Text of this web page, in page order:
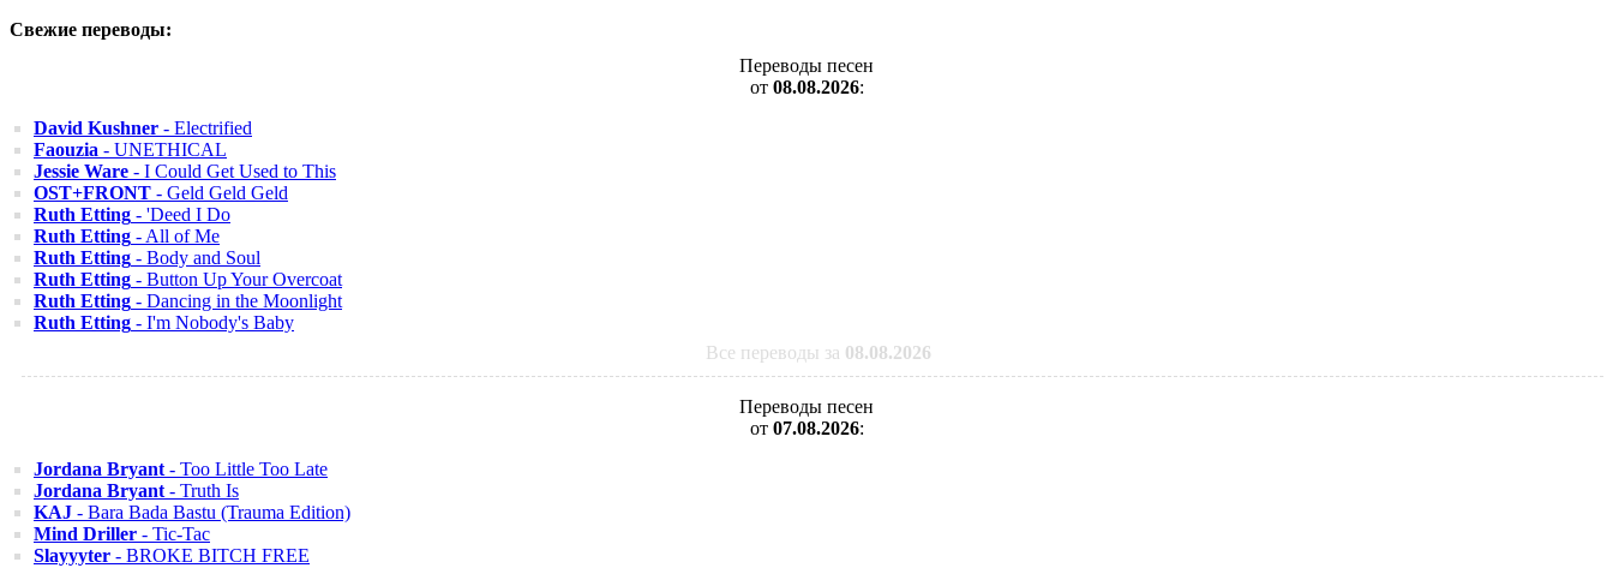
Свежие переводы:
Переводы песен
от 08.08.2026:
David Kushner - Electrified
Faouzia - UNETHICAL
Jessie Ware - I Could Get Used to This
OST+FRONT - Geld Geld Geld
Ruth Etting - 'Deed I Do
Ruth Etting - All of Me
Ruth Etting - Body and Soul
Ruth Etting - Button Up Your Overcoat
Ruth Etting - Dancing in the Moonlight
Ruth Etting - I'm Nobody's Baby
Все переводы за 08.08.2026
Переводы песен
от 07.08.2026:
Jordana Bryant - Too Little Too Late
Jordana Bryant - Truth Is
KAJ - Bara Bada Bastu (Trauma Edition)
Mind Driller - Tic-Tac
Slayyyter - BROKE BITCH FREE